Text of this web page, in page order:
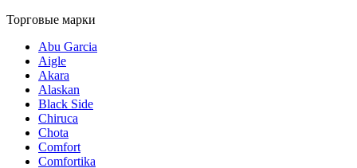
Торговые марки
Abu Garcia
Aigle
Akara
Alaskan
Black Side
Chiruca
Chota
Comfort
Comfortika